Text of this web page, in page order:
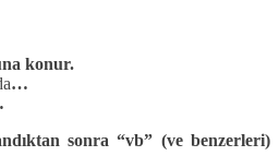
konur.
…
sonra “vb” (ve benzerleri)